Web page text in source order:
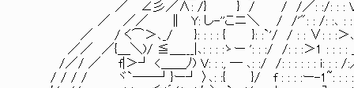
／ ∠彡／∧: /} } / / /／: :/: : : V
／ ／／ ∥ Y: し-''こニ＼ / /'": : /: :､ : :
／ / く⌒＞､_/ }: : : : { }: :`'/ / : : ∨: : :＞､
／／ ／{＿＼)/ ≦＿___|､: : : :ゝー ': : :/ /: : :＞1 : : : : ＿
/／/ ／ f|＞┘ <＿＿ﾉ) V: : :, ― ､: :/ /: : : : : : i: : : /:
/ / / / ヾ`――┘}ー┘ 〉､: :{ }/ f : : : :ー-1~: : : :/ /|